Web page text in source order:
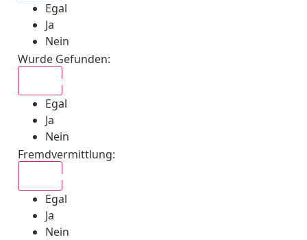
Egal
Ja
Nein
Wurde Gefunden:
Egal
Ja
Nein
Fremdvermittlung:
Egal
Ja
Nein